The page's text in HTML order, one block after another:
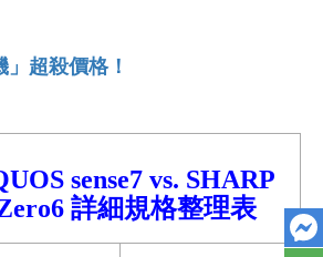
超殺價格！
sense7 vs. SHARP
詳細規格整理表